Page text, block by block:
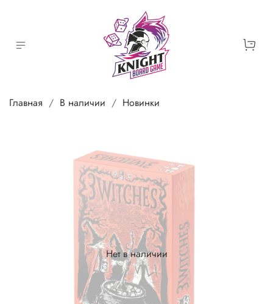
Главная В наличии Новинки
Нет в наличии